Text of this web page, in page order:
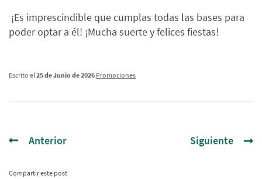
¡Es imprescindible que cumplas todas las bases para
poder optar a él! ¡Mucha suerte y felices fiestas!
Escrito el 25 de Junio de 2026 Promociones
Anterior Siguiente
Compartir este post